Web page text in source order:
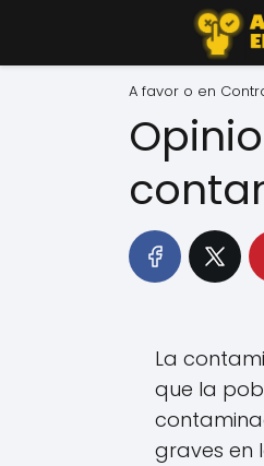
A favor o en
La
que la
graves en